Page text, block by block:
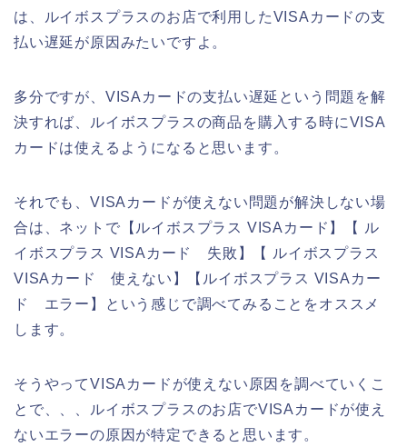
は、ルイボスプラスのお店で利用したVISAカードの支
払い遅延が原因みたいですよ。
多分ですが、VISAカードの支払い遅延という問題を解
決すれば、ルイボスプラスの商品を購入する時にVISA
カードは使えるようになると思います。
それでも、VISAカードが使えない問題が解決しない場
合は、ネットで【ルイボスプラス VISAカード】【 ル
イボスプラス VISAカード 失敗】【 ルイボスプラス
VISAカード 使えない】【ルイボスプラス VISAカー
ド エラー】という感じで調べてみることをオススメ
します。
そうやってVISAカードが使えない原因を調べていくこ
とで、、、ルイボスプラスのお店でVISAカードが使え
ないエラーの原因が特定できると思います。